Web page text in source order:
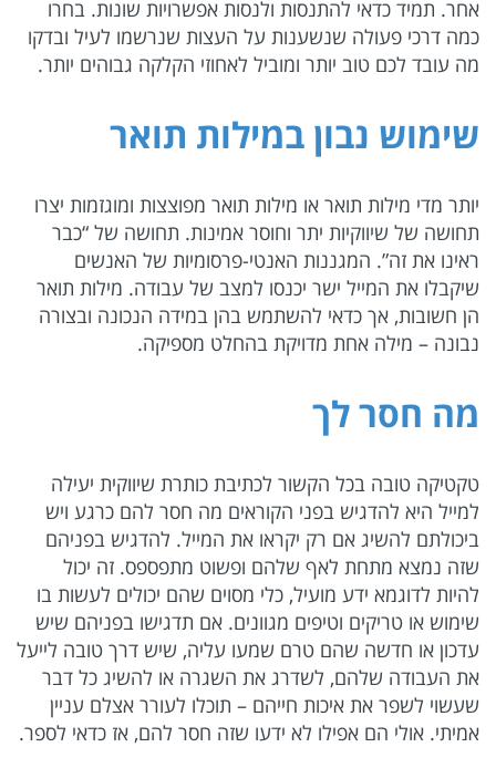
אחר. תמיד כדאי להתנסות ולנסות אפשרויות שונות. בחרו
כמה דרכי פעולה שנשענות על העצות שנרשמו לעיל ובדקו
מה עובד לכם טוב יותר ומוביל לאחוזי הקלקה גבוהים יותר.
שימוש נבון במילות תואר
יותר מדי מילות תואר או מילות תואר מפוצצות ומוגזמות יצרו
תחושה של שיווקיות יתר וחוסר אמינות. תחושה של “כבר
ראינו את זה”. המגננות האנטי-פרסומיות של האנשים
שיקבלו את המייל ישר יכנסו למצב של עבודה. מילות תואר
הן חשובות, אך כדאי להשתמש בהן במידה הנכונה ובצורה
נבונה – מילה אחת מדויקת בהחלט מספיקה.
מה חסר לך
טקטיקה טובה בכל הקשור לכתיבת כותרת שיווקית יעילה
למייל היא להדגיש בפני הקוראים מה חסר להם כרגע ויש
ביכולתם להשיג אם רק יקראו את המייל. להדגיש בפניהם
שזה נמצא מתחת לאף שלהם ופשוט מתפספס. זה יכול
להיות לדוגמא ידע מועיל, כלי מסוים שהם יכולים לעשות בו
שימוש או טריקים וטיפים מגוונים. אם תדגישו בפניהם שיש
עדכון או חדשה שהם טרם שמעו עליה, שיש דרך טובה לייעל
את העבודה שלהם, לשדרג את השגרה או להשיג כל דבר
שעשוי לשפר את איכות חייהם – תוכלו לעורר אצלם עניין
אמיתי. אולי הם אפילו לא ידעו שזה חסר להם, אז כדאי לספר.